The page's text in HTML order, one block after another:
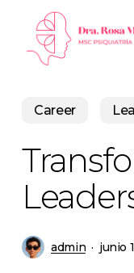
Career
admin junio